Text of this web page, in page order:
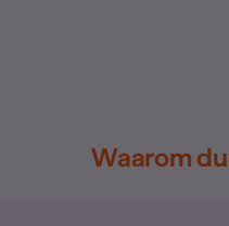
Waarom